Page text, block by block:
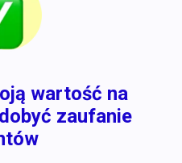
wartość na
zaufanie